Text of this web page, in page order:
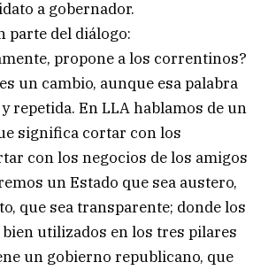
a gobernador.
parte del diálogo:
propone a los correntinos?
un cambio, aunque esa palabra
repetida. En LLA hablamos de un
significa cortar con los
con los negocios de los amigos
un Estado que sea austero,
que sea transparente; donde los
utilizados en los tres pilares
un gobierno republicano, que